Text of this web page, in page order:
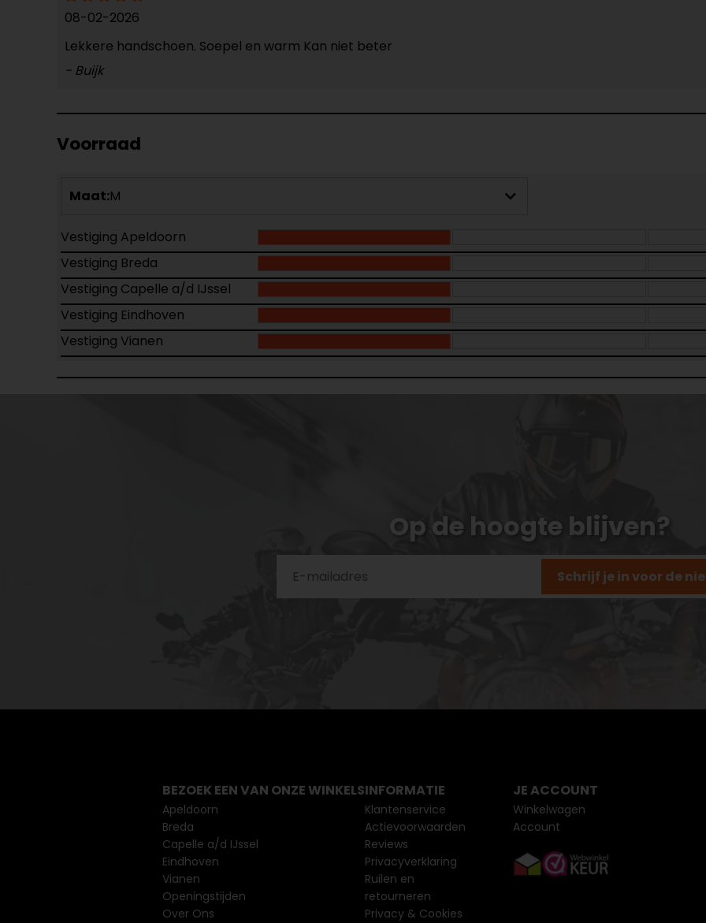
08-02-2026
Lekkere handschoen. Soepel en warm Kan niet beter
- Buijk
Voorraad
Maat:M
Vestiging Apeldoorn
Vestiging Breda
Vestiging Capelle a/d IJssel
Vestiging Eindhoven
Vestiging Vianen
Op de hoogte blijven?
Schrijf je in voor de
BEZOEK EEN VAN ONZE WINKELS
Apeldoorn
Breda
Capelle a/d IJssel
Eindhoven
Vianen
Openingstijden
Over Ons
INFORMATIE
Klantenservice
Actievoorwaarden
Reviews
Privacyverklaring
Ruilen en
retourneren
Privacy & Cookies
JE ACCOUNT
Winkelwagen
Account